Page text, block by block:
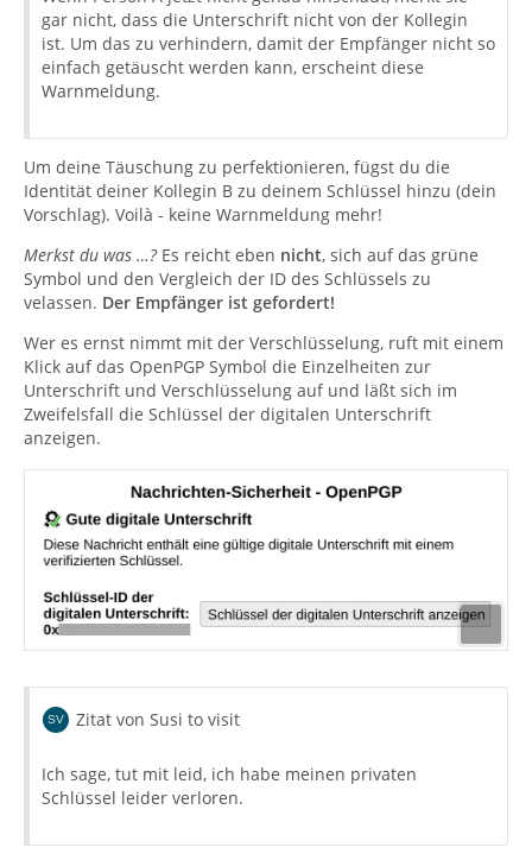
gar nicht, dass die Unterschrift nicht von der Kollegin
ist. Um das zu verhindern, damit der Empfänger nicht so
einfach getäuscht werden kann, erscheint diese
Warnmeldung.
Um deine Täuschung zu perfektionieren, fügst du die
Identität deiner Kollegin B zu deinem Schlüssel hinzu (dein
Vorschlag). Voilà - keine Warnmeldung mehr!
Merkst du was …?Es reicht eben nicht, sich auf das grüne
Symbol und den Vergleich der ID des Schlüssels zu
velassen. Der Empfänger ist gefordert!
Wer es ernst nimmt mit der Verschlüsselung, ruft mit einem
Klick auf das OpenPGP Symbol die Einzelheiten zur
Unterschrift und Verschlüsselung auf und läßt sich im
Zweifelsfall die Schlüssel der digitalen Unterschrift
anzeigen.
Zitat von Susi to visit
Ich sage, tut mit leid, ich habe meinen privaten
Schlüssel leider verloren.